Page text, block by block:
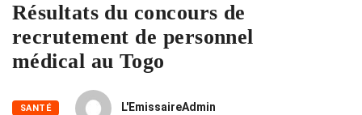
Résultats du concours de
recrutement de personnel
médical au Togo
SANTÉ L'EmissaireAdmin